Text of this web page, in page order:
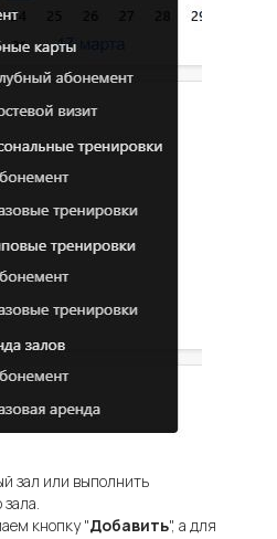
зал или выполнить
кнопку "Добавить", а для